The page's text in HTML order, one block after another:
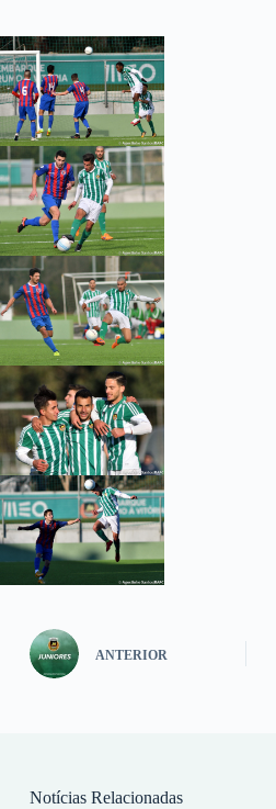
ANTERIOR
Notícias Relacionadas